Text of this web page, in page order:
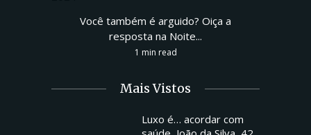
Você também é arguido? Oiça a
resposta na Noite...
1 min read
Mais Vistos
Luxo é… acordar com